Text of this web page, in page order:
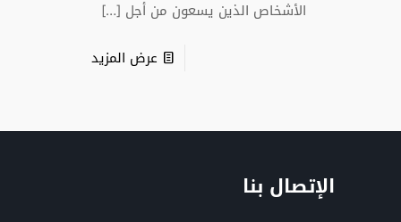
الأشخاص الذين يسعون من أجل […]
عرض المزيد
الإتصال بنا